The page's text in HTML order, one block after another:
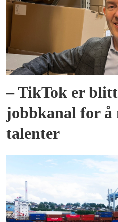
– TikTok er
jobbkanal for å
talenter